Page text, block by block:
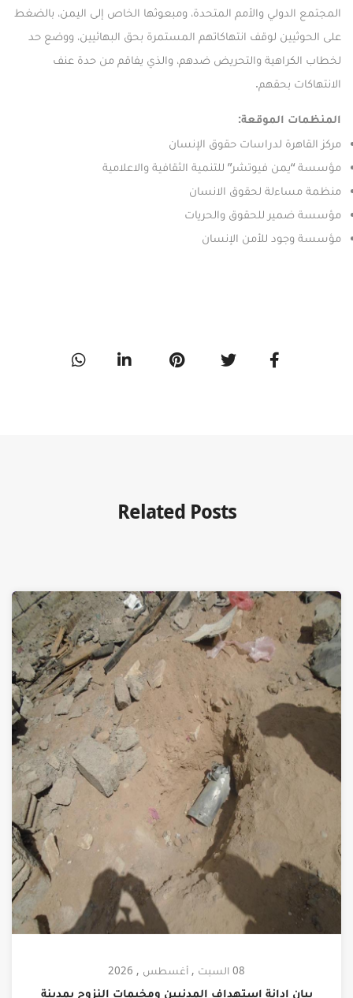
المجتمع الدولي والأمم المتحدة، ومبعوثها الخاص إلى اليمن، بالضغط
على الحوثيين لوقف انتهاكاتهم المستمرة بحق البهائيين، ووضع حد
لخطاب الكراهية والتحريض ضدهم، والذي يفاقم من حدة عنف
الانتهاكات بحقهم.
المنظمات الموقعة:
مركز القاهرة لدراسات حقوق الإنسان
مؤسسة “يمن فيوتشر” للتنمية الثقافية والاعلامية
منظمة مساءلة لحقوق الانسان
مؤسسة ضمير للحقوق والحريات
مؤسسة وجود للأمن الإنسان
Related Posts
08 السبت , أغسطس , 2026
بيان إدانة استهداف المدنيين ومخيمات النزوح بمدينة